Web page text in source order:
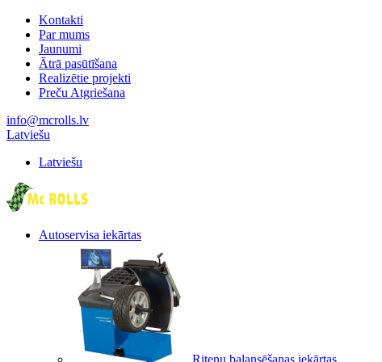
Kontakti
Par mums
Jaunumi
Ātrā pasūtīšana
Realizētie projekti
Preču Atgriešana
info@mcrolls.lv
Latviešu
Latviešu
Autoservisa iekārtas
Riteņu balansēšanas iekārtas